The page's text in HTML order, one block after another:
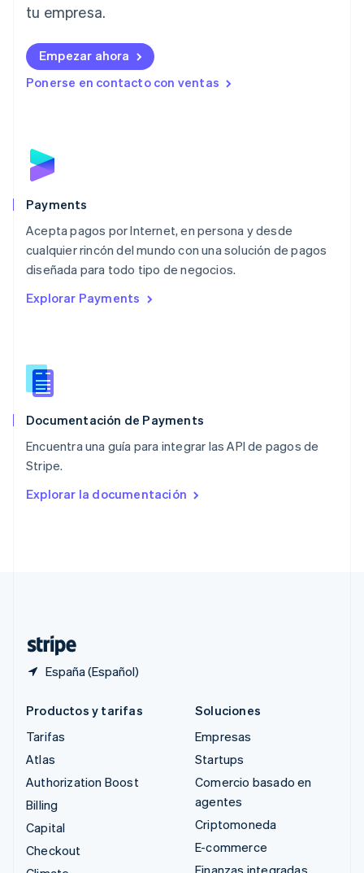
tu empresa.
Empezar ahora
Ponerse en contacto con ventas
Payments
Acepta pagos por Internet, en persona y desde
cualquier rincón del mundo con una solución de pagos
diseñada para todo tipo de negocios.
Explorar Payments
Documentación de Payments
Encuentra una guía para integrar las API de pagos de
Stripe.
Explorar la documentación
España (Español)
Liechtenstein
Lituania
English
Luxemburgo
Malta
English
EspañolEnglish
English
Nueva Zelanda
English
NederlandsEnglish
Português
RAE de Hong Kong, China
Reino Unido
República Checa
English
English
Productos y tarifas
Tarifas
Atlas
Authorization Boost
Billing
Capital
Checkout
Soluciones
Empresas
Startups
Comercio basado en
agentes
Criptomoneda
E-commerce
Finanzas integradas